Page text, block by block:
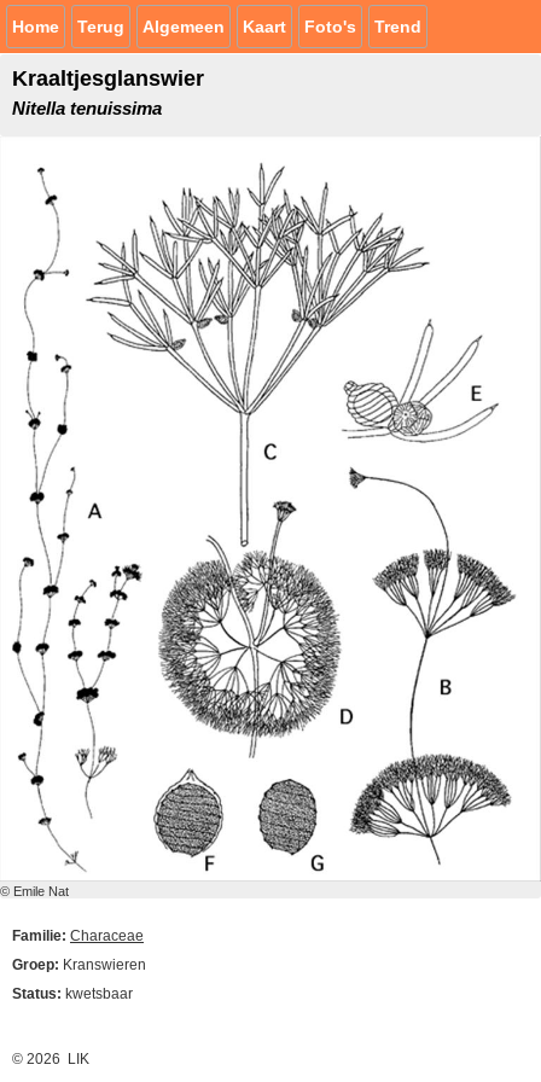
Home Terug Algemeen Kaart Foto's Trend
Kraaltjesglanswier
Nitella tenuissima
© Emile Nat
Familie: Characeae
Groep: Kranswieren
Status: kwetsbaar
© 2026 LIK